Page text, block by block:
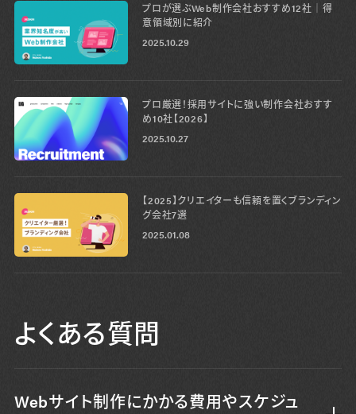
プロが選ぶWeb制作会社おすすめ12社│得
意領域別に紹介
2025.10.29
プロ厳選！採用サイトに強い制作会社おすす
め10社【2026】
2025.10.27
【2025】クリエイターも信頼を置くブランディン
グ会社7選
2025.01.08
よくある質問
Webサイト制作にかかる費用やスケジュ